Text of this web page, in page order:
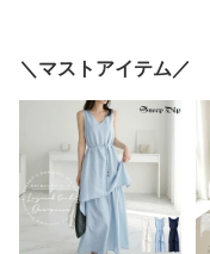
＼マストアイテム／